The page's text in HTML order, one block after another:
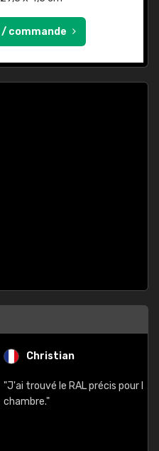
/ commande
pour le ton de ma